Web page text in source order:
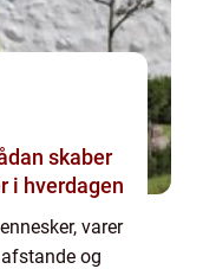
skaber
i hverdagen
varer
og